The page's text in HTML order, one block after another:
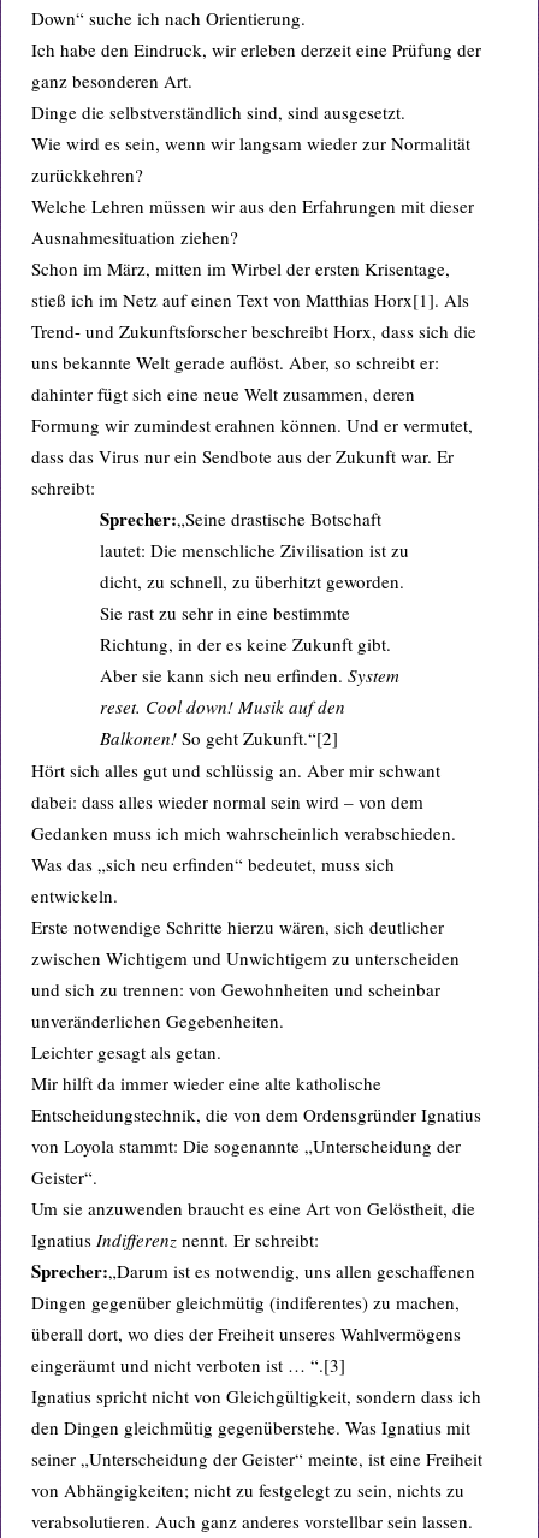
Down“ suche ich nach Orientierung.
Ich habe den Eindruck, wir erleben derzeit eine Prüfung der
ganz besonderen Art.
Dinge die selbstverständlich sind, sind ausgesetzt.
Wie wird es sein, wenn wir langsam wieder zur Normalität
zurückkehren?
Welche Lehren müssen wir aus den Erfahrungen mit dieser
Ausnahmesituation ziehen?
Schon im März, mitten im Wirbel der ersten Krisentage,
stieß ich im Netz auf einen Text von Matthias Horx[1]. Als
Trend- und Zukunftsforscher beschreibt Horx, dass sich die
uns bekannte Welt gerade auflöst. Aber, so schreibt er:
dahinter fügt sich eine neue Welt zusammen, deren
Formung wir zumindest erahnen können. Und er vermutet,
dass das Virus nur ein Sendbote aus der Zukunft war. Er
schreibt:
Sprecher:„Seine drastische Botschaft
lautet: Die menschliche Zivilisation ist zu
dicht, zu schnell, zu überhitzt geworden.
Sie rast zu sehr in eine bestimmte
Richtung, in der es keine Zukunft gibt.
Aber sie kann sich neu erfinden. System
reset. Cool down! Musik auf den
Balkonen! So geht Zukunft.“[2]
Hört sich alles gut und schlüssig an. Aber mir schwant
dabei: dass alles wieder normal sein wird – von dem
Gedanken muss ich mich wahrscheinlich verabschieden.
Was das „sich neu erfinden“ bedeutet, muss sich
entwickeln.
Erste notwendige Schritte hierzu wären, sich deutlicher
zwischen Wichtigem und Unwichtigem zu unterscheiden
und sich zu trennen: von Gewohnheiten und scheinbar
unveränderlichen Gegebenheiten.
Leichter gesagt als getan.
Mir hilft da immer wieder eine alte katholische
Entscheidungstechnik, die von dem Ordensgründer Ignatius
von Loyola stammt: Die sogenannte „Unterscheidung der
Geister“.
Um sie anzuwenden braucht es eine Art von Gelöstheit, die
Ignatius Indifferenz nennt. Er schreibt:
Sprecher:„Darum ist es notwendig, uns allen geschaffenen
Dingen gegenüber gleichmütig (indiferentes) zu machen,
überall dort, wo dies der Freiheit unseres Wahlvermögens
eingeräumt und nicht verboten ist … “.[3]
Ignatius spricht nicht von Gleichgültigkeit, sondern dass ich
den Dingen gleichmütig gegenüberstehe. Was Ignatius mit
seiner „Unterscheidung der Geister“ meinte, ist eine Freiheit
von Abhängigkeiten; nicht zu festgelegt zu sein, nichts zu
verabsolutieren. Auch ganz anderes vorstellbar sein lassen.